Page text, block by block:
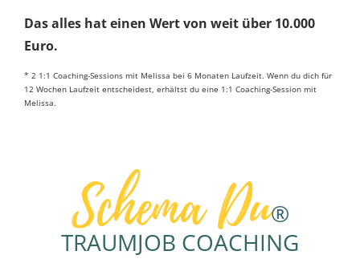
Das alles hat einen Wert von weit über 10.000
Euro.
* 2 1:1 Coaching-Sessions mit Melissa bei 6 Monaten Laufzeit. Wenn du dich für
12 Wochen Laufzeit entscheidest, erhältst du eine 1:1 Coaching-Session mit
Melissa.
Schema Du®
TRAUMJOB COACHING